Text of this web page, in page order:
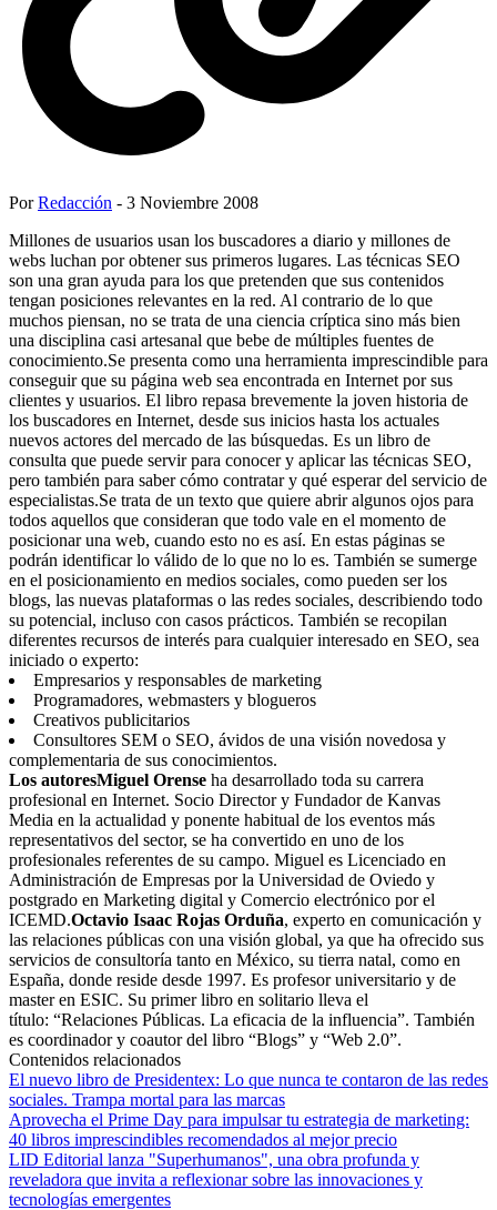
PorRedacción - 3 Noviembre 2008
Millones de usuarios usan los buscadores a diario y millones de
webs luchan por obtener sus primeros lugares. Las técnicas SEO
son una gran ayuda para los que pretenden que sus contenidos
tengan posiciones relevantes en la red. Al contrario de lo que
muchos piensan, no se trata de una ciencia críptica sino más bien
una disciplina casi artesanal que bebe de múltiples fuentes de
conocimiento.Se presenta como una herramienta imprescindible para
conseguir que su página web sea encontrada en Internet por sus
clientes y usuarios. El libro repasa brevemente la joven historia de
los buscadores en Internet, desde sus inicios hasta los actuales
nuevos actores del mercado de las búsquedas. Es un libro de
consulta que puede servir para conocer y aplicar las técnicas SEO,
pero también para saber cómo contratar y qué esperar del servicio de
especialistas.Se trata de un texto que quiere abrir algunos ojos para
todos aquellos que consideran que todo vale en el momento de
posicionar una web, cuando esto no es así. En estas páginas se
podrán identificar lo válido de lo que no lo es. También se sumerge
en el posicionamiento en medios sociales, como pueden ser los
blogs, las nuevas plataformas o las redes sociales, describiendo todo
su potencial, incluso con casos prácticos. También se recopilan
diferentes recursos de interés para cualquier interesado en SEO, sea
iniciado o experto:
Empresarios y responsables de marketing
Programadores, webmasters y blogueros
Creativos publicitarios
Consultores SEM o SEO, ávidos de una visión novedosa y
complementaria de sus conocimientos.
Los autoresMiguel Orense ha desarrollado toda su carrera
profesional en Internet. Socio Director y Fundador de Kanvas
Media en la actualidad y ponente habitual de los eventos más
representativos del sector, se ha convertido en uno de los
profesionales referentes de su campo. Miguel es Licenciado en
Administración de Empresas por la Universidad de Oviedo y
postgrado en Marketing digital y Comercio electrónico por el
ICEMD.Octavio Isaac Rojas Orduña, experto en comunicación y
las relaciones públicas con una visión global, ya que ha ofrecido sus
servicios de consultoría tanto en México, su tierra natal, como en
España, donde reside desde 1997. Es profesor universitario y de
master en ESIC. Su primer libro en solitario lleva el
título: “Relaciones Públicas. La eficacia de la influencia”. También
es coordinador y coautor del libro “Blogs” y “Web 2.0”.
Contenidos relacionados
El nuevo libro de Presidentex: Lo que nunca te contaron de las redes
sociales. Trampa mortal para las marcas
Aprovecha el Prime Day para impulsar tu estrategia de marketing:
40 libros imprescindibles recomendados al mejor precio
LID Editorial lanza "Superhumanos", una obra profunda y
reveladora que invita a reflexionar sobre las innovaciones y
tecnologías emergentes